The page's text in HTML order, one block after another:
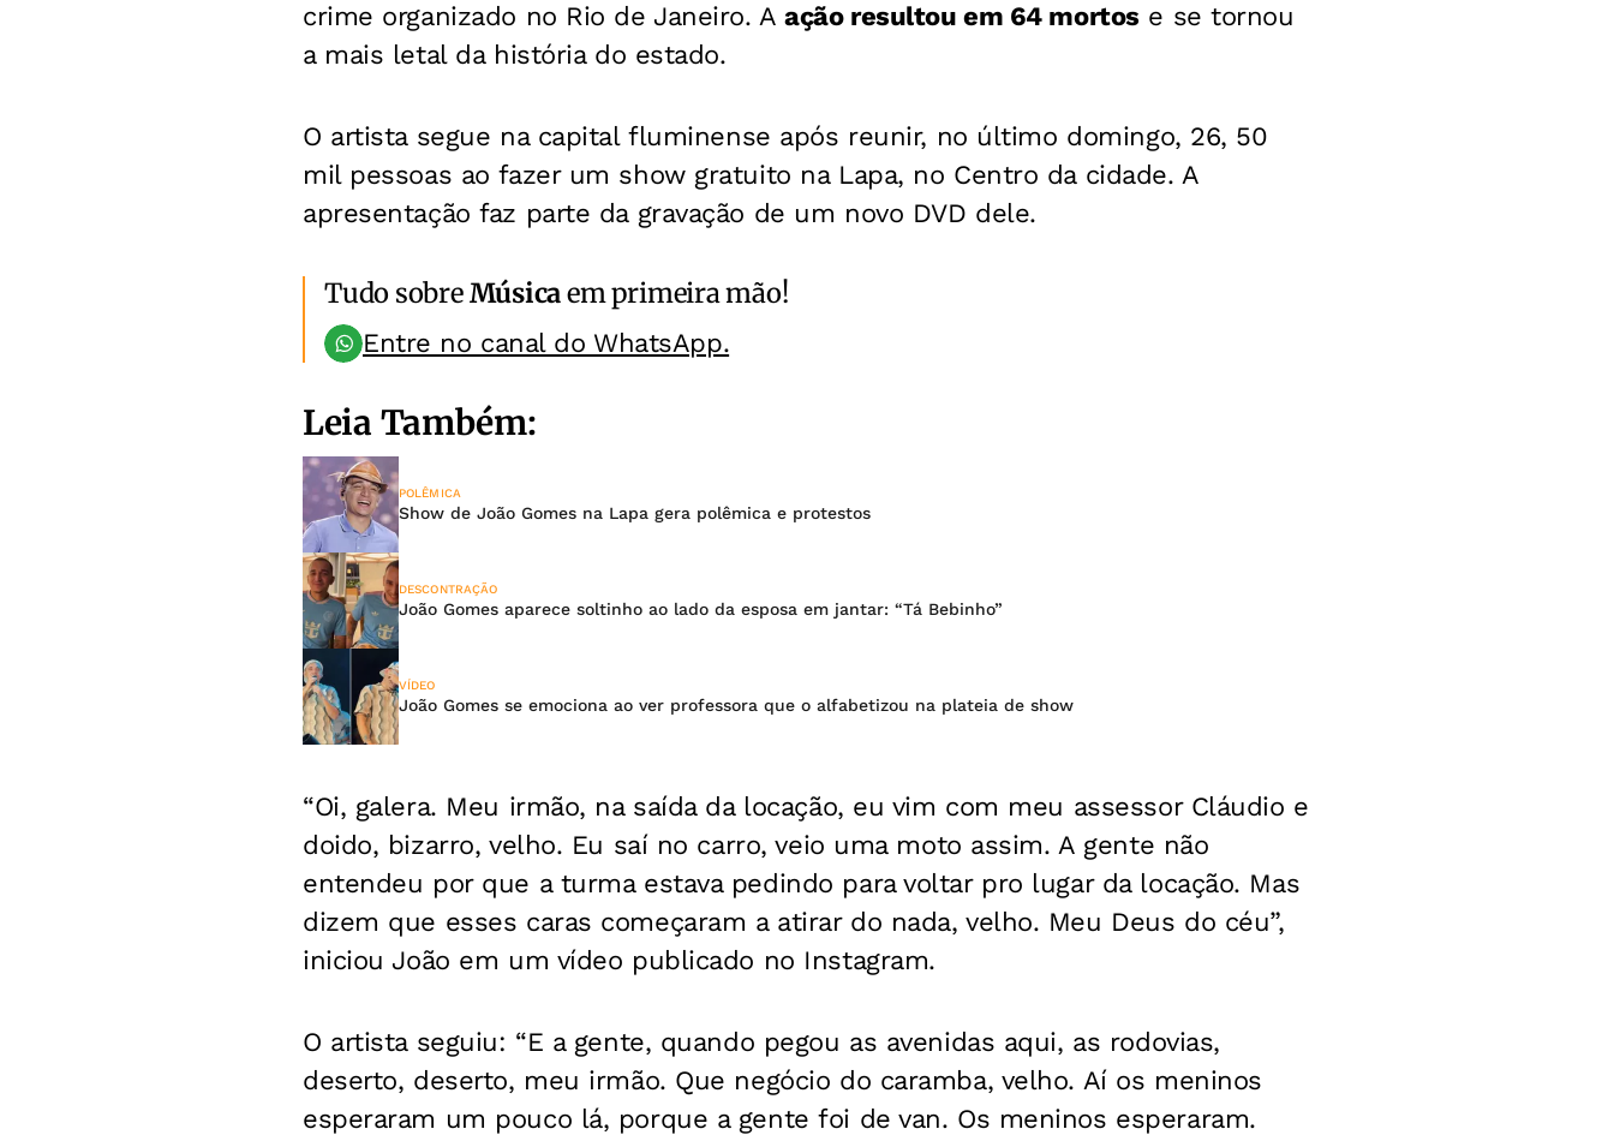
crime organizado no Rio de Janeiro. Aação resultou em 64 mortos e se tornou
a mais letal da história do estado.
O artista segue na capital fluminense após reunir, no último domingo, 26, 50
mil pessoas ao fazer um show gratuito na Lapa, no Centro da cidade. A
apresentação faz parte da gravação de um novo DVD dele.
Tudo sobreMúsicaem primeira mão!
Entre no canal do WhatsApp.
Leia Também:
POLÊMICA
Show de João Gomes na Lapa gera polêmica e protestos
DESCONTRAÇÃO
João Gomes aparece soltinho ao lado da esposa em jantar: “Tá Bebinho”
VÍDEO
João Gomes se emociona ao ver professora que o alfabetizou na plateia de show
“Oi, galera. Meu irmão, na saída da locação, eu vim com meu assessor Cláudio e
doido, bizarro, velho. Eu saí no carro, veio uma moto assim. A gente não
entendeu por que a turma estava pedindo para voltar pro lugar da locação. Mas
dizem que esses caras começaram a atirar do nada, velho. Meu Deus do céu”,
iniciou João em um vídeo publicado no Instagram.
O artista seguiu: “E a gente, quando pegou as avenidas aqui, as rodovias,
deserto, deserto, meu irmão. Que negócio do caramba, velho. Aí os meninos
esperaram um pouco lá, porque a gente foi de van. Os meninos esperaram.